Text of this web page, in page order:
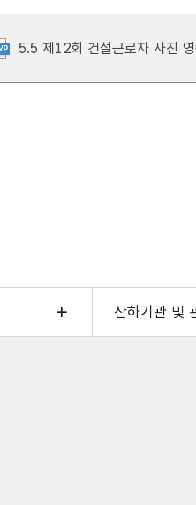
5.5 제12회 건설근로자 사진
산하기관 및